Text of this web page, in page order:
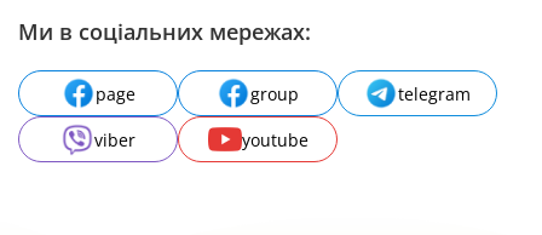
Ми в соціальних мережах:
page group
telegram
viber
youtube